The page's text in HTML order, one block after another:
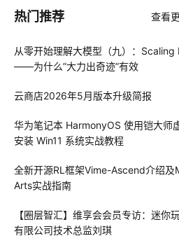
热门推荐 查看
从零开始理解大模型（九）：Scaling
——为什么”大力出奇迹”有效
云商店2026年5月版本升级简报
华为笔记本 HarmonyOS 使用铠大师
安装 Win11 系统实战教程
全新开源RL框架Vime-Ascend介绍及
Arts实战指南
【圈层智汇】维享会会员专访：迷你
有限公司技术总监刘琪